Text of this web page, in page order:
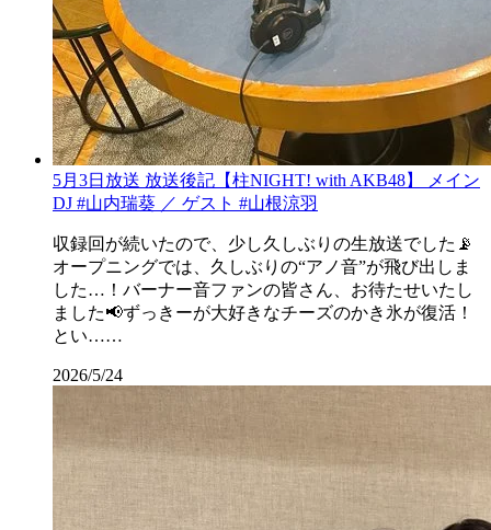
5月3日放送 放送後記【柱NIGHT! with AKB48】 メイン
DJ #山内瑞葵 ／ ゲスト #山根涼羽
収録回が続いたので、少し久しぶりの生放送でした📡
オープニングでは、久しぶりの“アノ音”が飛び出しま
した…！バーナー音ファンの皆さん、お待たせいたし
ました📢ずっきーが大好きなチーズのかき氷が復活！
とい……
2026/5/24